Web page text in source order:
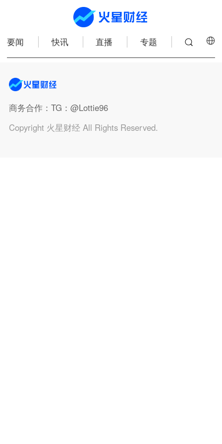
要闻 快讯 直播 专题
商务合作：TG：@Lottie96
Copyright 火星财经 All Rights Reserved.